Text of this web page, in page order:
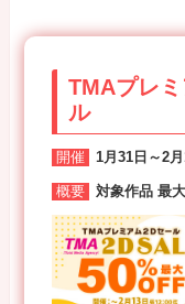
TMAプレ
ル
開催 1月31日～2
概要 対象作品 最